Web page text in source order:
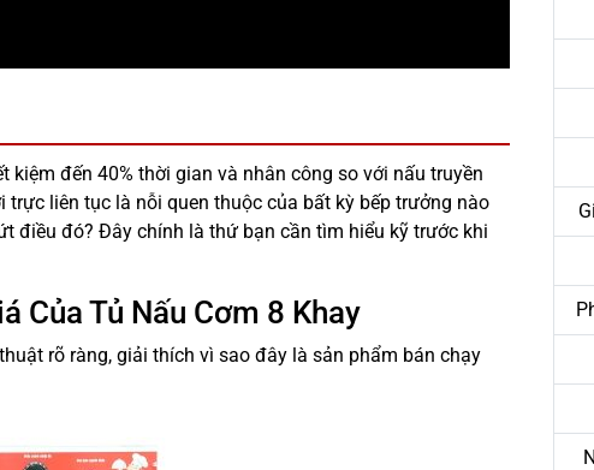
kiệm đến 40% thời gian và nhân công so với nấu truyền
liên tục là nỗi quen thuộc của bất kỳ bếp trưởng nào
điều đó? Đây chính là thứ bạn cần tìm hiểu kỹ trước khi
Của Tủ Nấu Cơm 8 Khay
rõ ràng, giải thích vì sao đây là sản phẩm bán chạy